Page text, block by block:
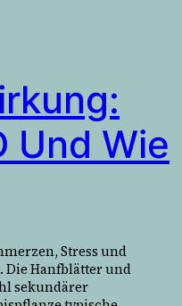
Und Wie
Stress und
Die Hanfblätter und
sekundärer